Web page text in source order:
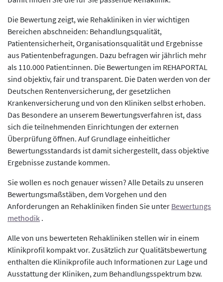
Die Bewertung zeigt, wie Rehakliniken in vier wichtigen
Bereichen abschneiden: Behandlungsqualität,
Patientensicherheit, Organisationsqualität und Ergebnisse
aus Patientenbefragungen. Dazu befragen wir jährlich mehr
als 110.000 Patient:innen. Die Bewertungen im REHAPORTAL
sind objektiv, fair und transparent. Die Daten werden von der
Deutschen Rentenversicherung, der gesetzlichen
Krankenversicherung und von den Kliniken selbst erhoben.
Das Besondere an unserem Bewertungsverfahren ist, dass
sich die teilnehmenden Einrichtungen der externen
Überprüfung öffnen. Auf Grundlage einheitlicher
Bewertungsstandards ist damit sichergestellt, dass objektive
Ergebnisse zustande kommen.
Sie wollen es noch genauer wissen? Alle Details zu unseren
Bewertungsmaßstäben, dem Vorgehen und den
Anforderungen an Rehakliniken finden Sie unter Bewertungs
methodik .
Alle von uns bewerteten Rehakliniken stellen wir in einem
Klinikprofil kompakt vor. Zusätzlich zur Qualitätsbewertung
enthalten die Klinikprofile auch Informationen zur Lage und
Ausstattung der Kliniken, zum Behandlungsspektrum bzw.